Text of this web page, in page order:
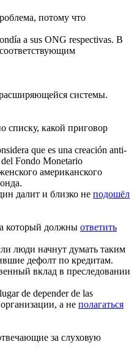
потому что
a sus ONG respectivas. В
расширяющейся системы.
списку, какой приговор
que es una creación anti-
del Fondo Monetario
американского
далит и близко не подошёл
который должны ответить
люди начнут думать таким
дефолт по кредитам.
вклад в преследовании
de depender de las
а не полагаться
за слуховую